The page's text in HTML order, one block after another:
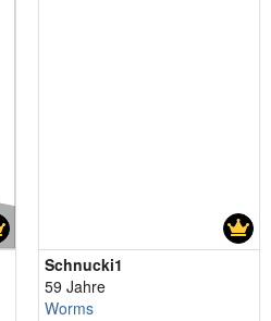
Schnucki1
59 Jahre
Worms